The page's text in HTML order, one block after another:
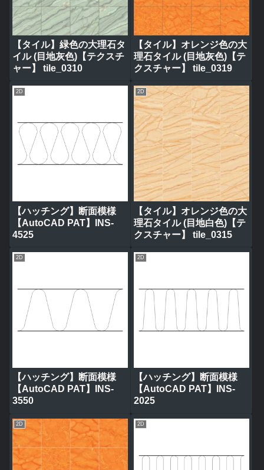
【タイル】緑色の大理石タ
イル (目地灰色)【テクスチ
ャー】 tile_0310
【タイル】オレンジ色の大
理石タイル (目地灰色)【テ
クスチャー】 tile_0319
2D
【ハッチング】断面模様
【AutoCAD PAT】INS-
4525
2D
【タイル】オレンジ色の大
理石タイル (目地白色)【テ
クスチャー】 tile_0315
2D
【ハッチング】断面模様
【AutoCAD PAT】INS-
3550
2D
【ハッチング】断面模様
【AutoCAD PAT】INS-
2025
2D 2D